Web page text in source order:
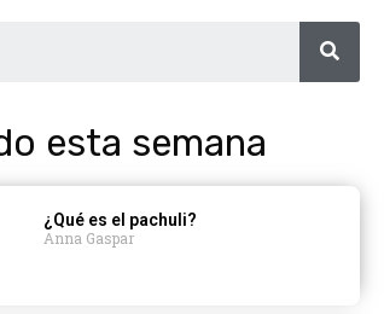
esta semana
¿Qué es el pachuli?
Anna Gaspar